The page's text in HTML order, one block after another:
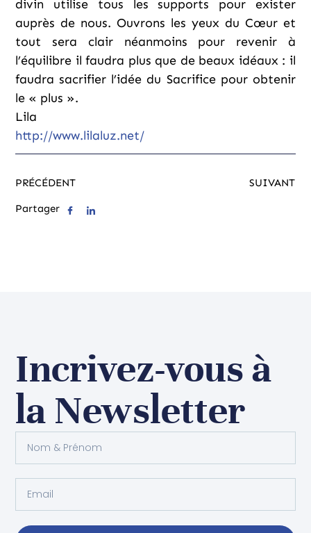
divin utilise tous les supports pour exister
auprès de nous. Ouvrons les yeux du Cœur et
tout sera clair néanmoins pour revenir à
l’équilibre il faudra plus que de beaux idéaux : il
faudra sacrifier l’idée du Sacrifice pour obtenir
le « plus ».
Lila
http://www.lilaluz.net/
PRÉCÉDENT SUIVANT
Partager
Incrivez-vous à
la Newsletter